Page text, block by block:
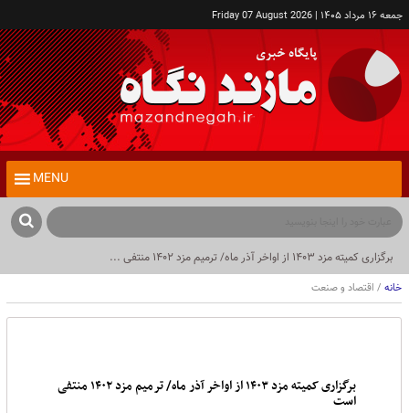
جمعه ۱۶ مرداد ۱۴۰۵ | Friday 07 August 2026
MENU
برگزاری کمیته مزد ۱۴۰۳ از اواخر آذر ماه/ ترمیم مزد ۱۴۰۲ منتفی ...
خانه / اقتصاد و صنعت
برگزاری کمیته مزد ۱۴۰۳ از اواخر آذر ماه/ ترمیم مزد ۱۴۰۲ منتفی
است